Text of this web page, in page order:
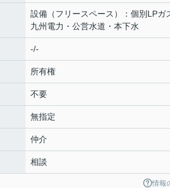
設備（フリースペース）：個別LPガ
九州電力・公営水道・本下水
-/-
所有権
不要
無指定
仲介
相談
情報